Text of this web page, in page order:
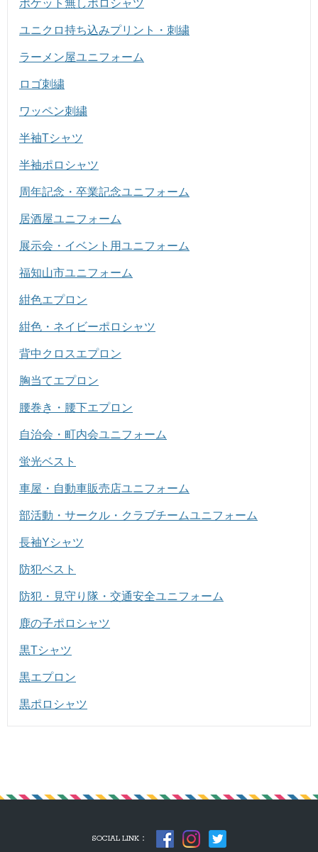
ポケット無しポロシャツ
ユニクロ持ち込みプリント・刺繍
ラーメン屋ユニフォーム
ロゴ刺繍
ワッペン刺繍
半袖Tシャツ
半袖ポロシャツ
周年記念・卒業記念ユニフォーム
居酒屋ユニフォーム
展示会・イベント用ユニフォーム
福知山市ユニフォーム
紺色エプロン
紺色・ネイビーポロシャツ
背中クロスエプロン
胸当てエプロン
腰巻き・腰下エプロン
自治会・町内会ユニフォーム
蛍光ベスト
車屋・自動車販売店ユニフォーム
部活動・サークル・クラブチームユニフォーム
長袖Yシャツ
防犯ベスト
防犯・見守り隊・交通安全ユニフォーム
鹿の子ポロシャツ
黒Tシャツ
黒エプロン
黒ポロシャツ
SOCIAL LINK：